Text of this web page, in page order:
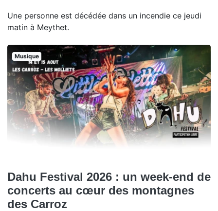
Une personne est décédée dans un incendie ce jeudi
matin à Meythet.
Musique
Dahu Festival 2026 : un week-end de
concerts au cœur des montagnes
des Carroz